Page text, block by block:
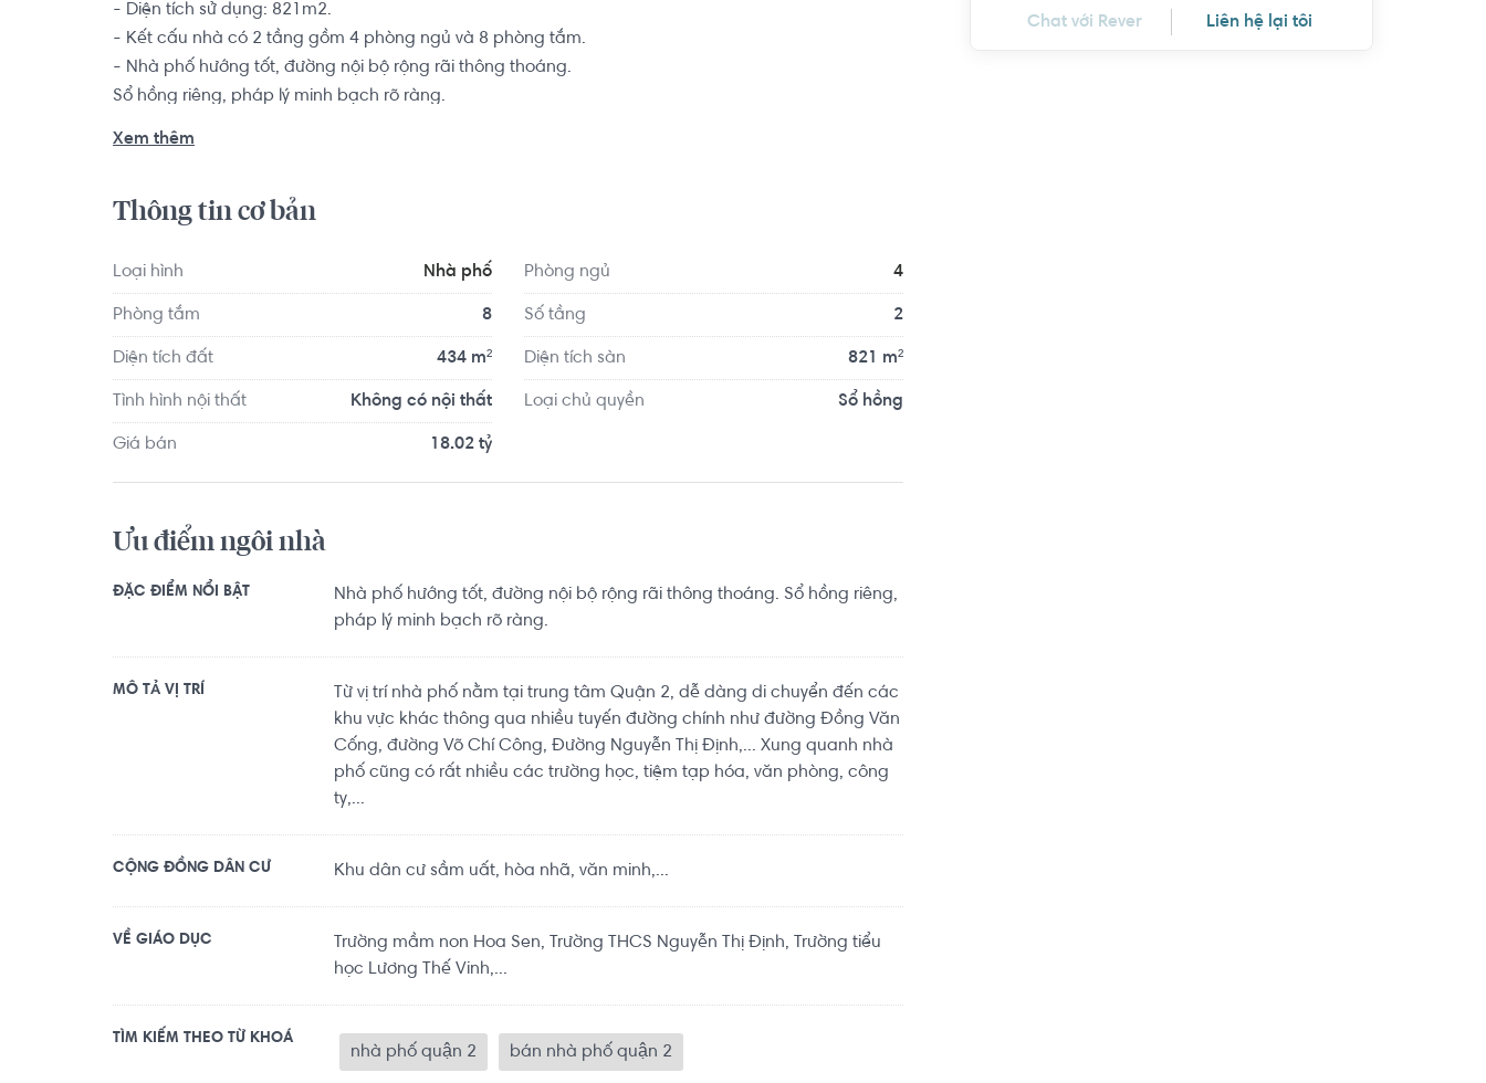
- Diện tích sử dụng: 821m2.
- Kết cấu nhà có 2 tầng gồm 4 phòng ngủ và 8 phòng tắm.
- Nhà phố hướng tốt, đường nội bộ rộng rãi thông thoáng.
Sổ hồng riêng, pháp lý minh bạch rõ ràng.
Định,... Xung quanh nhà phố cũng có rất nhiều các trường học, tiệm tạp hóa, văn phòng, công ty,...
Xem thêm
Thông tin cơ bản
Loại hình Nhà phố Phòng ngủ 4
Phòng tắm 8 Số tầng 2
Diện tích đất 434 m² Diện tích sàn 821 m²
Tình hình nội thất Không có nội thất Loại chủ quyền Sổ hồng
Giá bán 18.02 tỷ
Ưu điểm ngôi nhà
ĐẶC ĐIỂM NỔI BẬT
Nhà phố hướng tốt, đường nội bộ rộng rãi thông thoáng. Sổ hồng riêng,
pháp lý minh bạch rõ ràng.
MÔ TẢ VỊ TRÍ
Từ vị trí nhà phố nằm tại trung tâm Quận 2, dễ dàng di chuyển đến các
khu vực khác thông qua nhiều tuyến đường chính như đường Đồng Văn
Cống, đường Võ Chí Công, Đường Nguyễn Thị Định,... Xung quanh nhà
phố cũng có rất nhiều các trường học, tiệm tạp hóa, văn phòng, công
ty,...
CỘNG ĐỒNG DÂN CƯ Khu dân cư sầm uất, hòa nhã, văn minh,...
VỀ GIÁO DỤC
Trường mầm non Hoa Sen, Trường THCS Nguyễn Thị Định, Trường tiểu
học Lương Thế Vinh,...
TÌM KIẾM THEO TỪ KHOÁ
nhà phố quận 2 bán nhà phố quận 2
Chat với Rever Liên hệ lại tôi